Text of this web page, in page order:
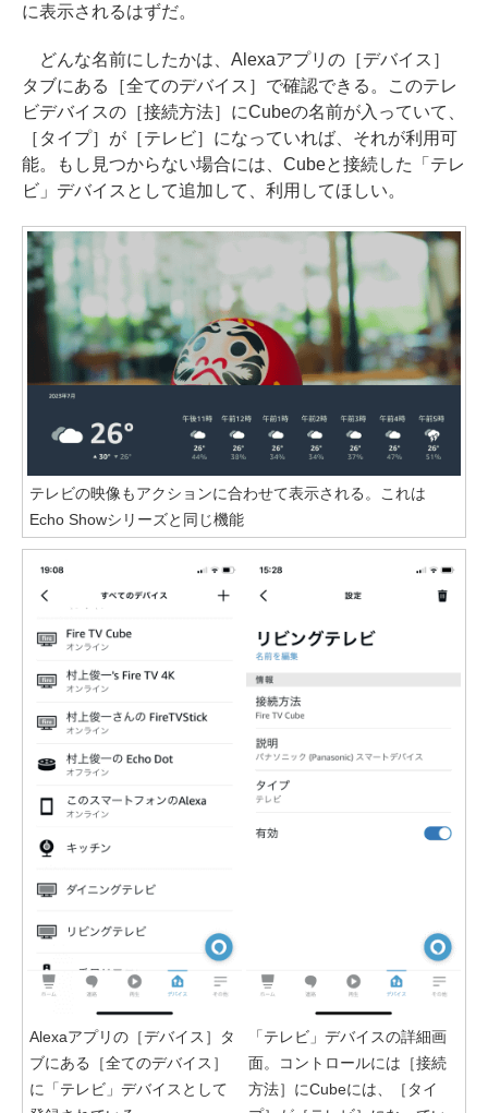
に表示されるはずだ。
どんな名前にしたかは、Alexaアプリの［デバイス］
タブにある［全てのデバイス］で確認できる。このテレ
ビデバイスの［接続方法］にCubeの名前が入っていて、
［タイプ］が［テレビ］になっていれば、それが利用可
能。もし見つからない場合には、Cubeと接続した「テレ
ビ」デバイスとして追加して、利用してほしい。
テレビの映像もアクションに合わせて表示される。これは
Echo Showシリーズと同じ機能
Alexaアプリの［デバイス］タ
ブにある［全てのデバイス］
に「テレビ」デバイスとして
「テレビ」デバイスの詳細画
面。コントロールには［接続
方法］にCubeには、［タイ